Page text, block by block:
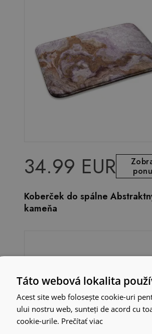
34.99 EUR
Koberček do spálne
kameňa
Táto webová lokalita
Acest site web folosește cookie-uri
ului nostru web, sunteți de acord cu
cookie-urile. Prečítať viac